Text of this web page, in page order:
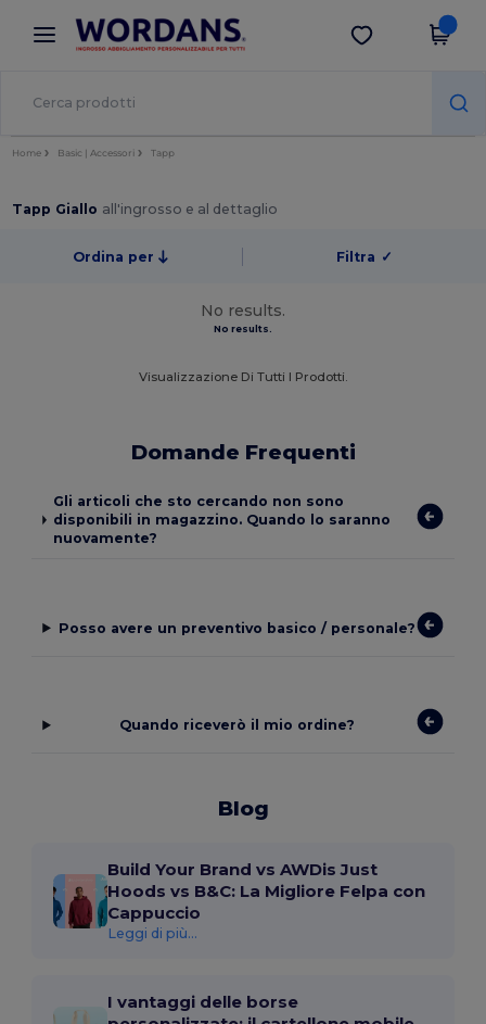
× App Wordans
Prezzi migliori sull'app!
Scarica app
Home Basic | Accessori Tapp
Tapp Giallo all'ingrosso e al dettaglio
Ordina per Filtra ✓
No results.
No results.
Visualizzazione Di Tutti I Prodotti.
Domande Frequenti
Gli articoli che sto cercando non sono
disponibili in magazzino. Quando lo saranno
nuovamente?
Posso avere un preventivo basico / personale?
Quando riceverò il mio ordine?
Blog
Build Your Brand vs AWDis Just
Hoods vs B&C: La Migliore Felpa con
Cappuccio
Leggi di più...
I vantaggi delle borse